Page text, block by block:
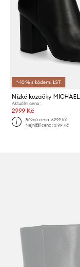
*-10 % s kódem: LST
Aktuální cena:
2999 Kč
Běžná cena:6299 Kč
Nejnižší cena:3199 Kč